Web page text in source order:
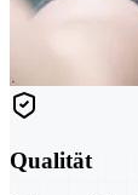
Qualität